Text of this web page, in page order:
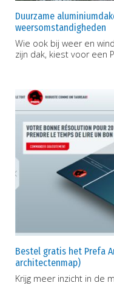
Duurzame
weersomstandigheden
Wie ook bij weer en
zijn dak, kiest voor een
Bestel gratis het Prefa
architectenmap)
Krijg meer inzicht in de